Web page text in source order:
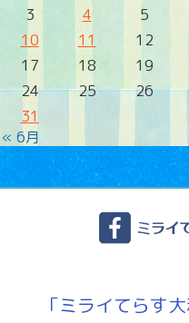
« 6月
3
4 5
10
11 12
17
18 19
24
25 26
31
「ミライてらす大